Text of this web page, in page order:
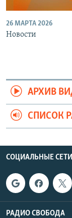
26 МАРТА 2026
Новости
АРХИВ
СПИСОК
СОЦИАЛЬНЫЕ СЕТИ
РАДИО СВОБОДА